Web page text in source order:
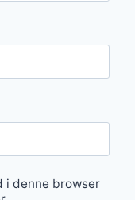
i denne browser